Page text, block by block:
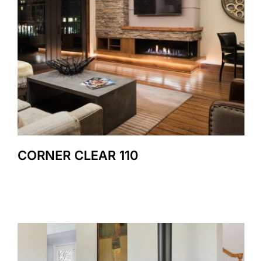
CORNER CLEAR 110